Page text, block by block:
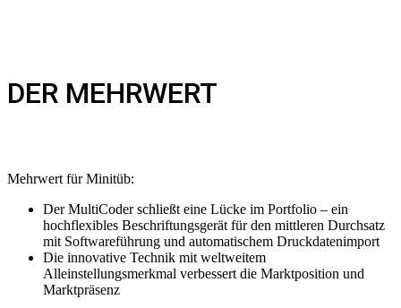
DER MEHRWERT
Mehrwert für Minitüb:
Der MultiCoder schließt eine Lücke im Portfolio – ein
hochflexibles Beschriftungsgerät für den mittleren Durchsatz
mit Softwareführung und automatischem Druckdatenimport
Die innovative Technik mit weltweitem
Alleinstellungsmerkmal verbessert die Marktposition und
Marktpräsenz